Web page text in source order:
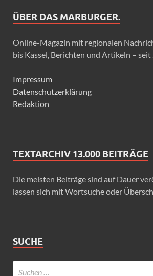
ÜBER DAS MARBURGER.
Online-Magazin mit regionalen
bis Kassel, Berichten und Artikeln –
Impressum
Datenschutzerklärung
Redaktion
TEXTARCHIV 13.000 BEITRÄGE
Die meisten Beiträge sind auf Dauer
lassen sich mit Wortsuche oder
SUCHE